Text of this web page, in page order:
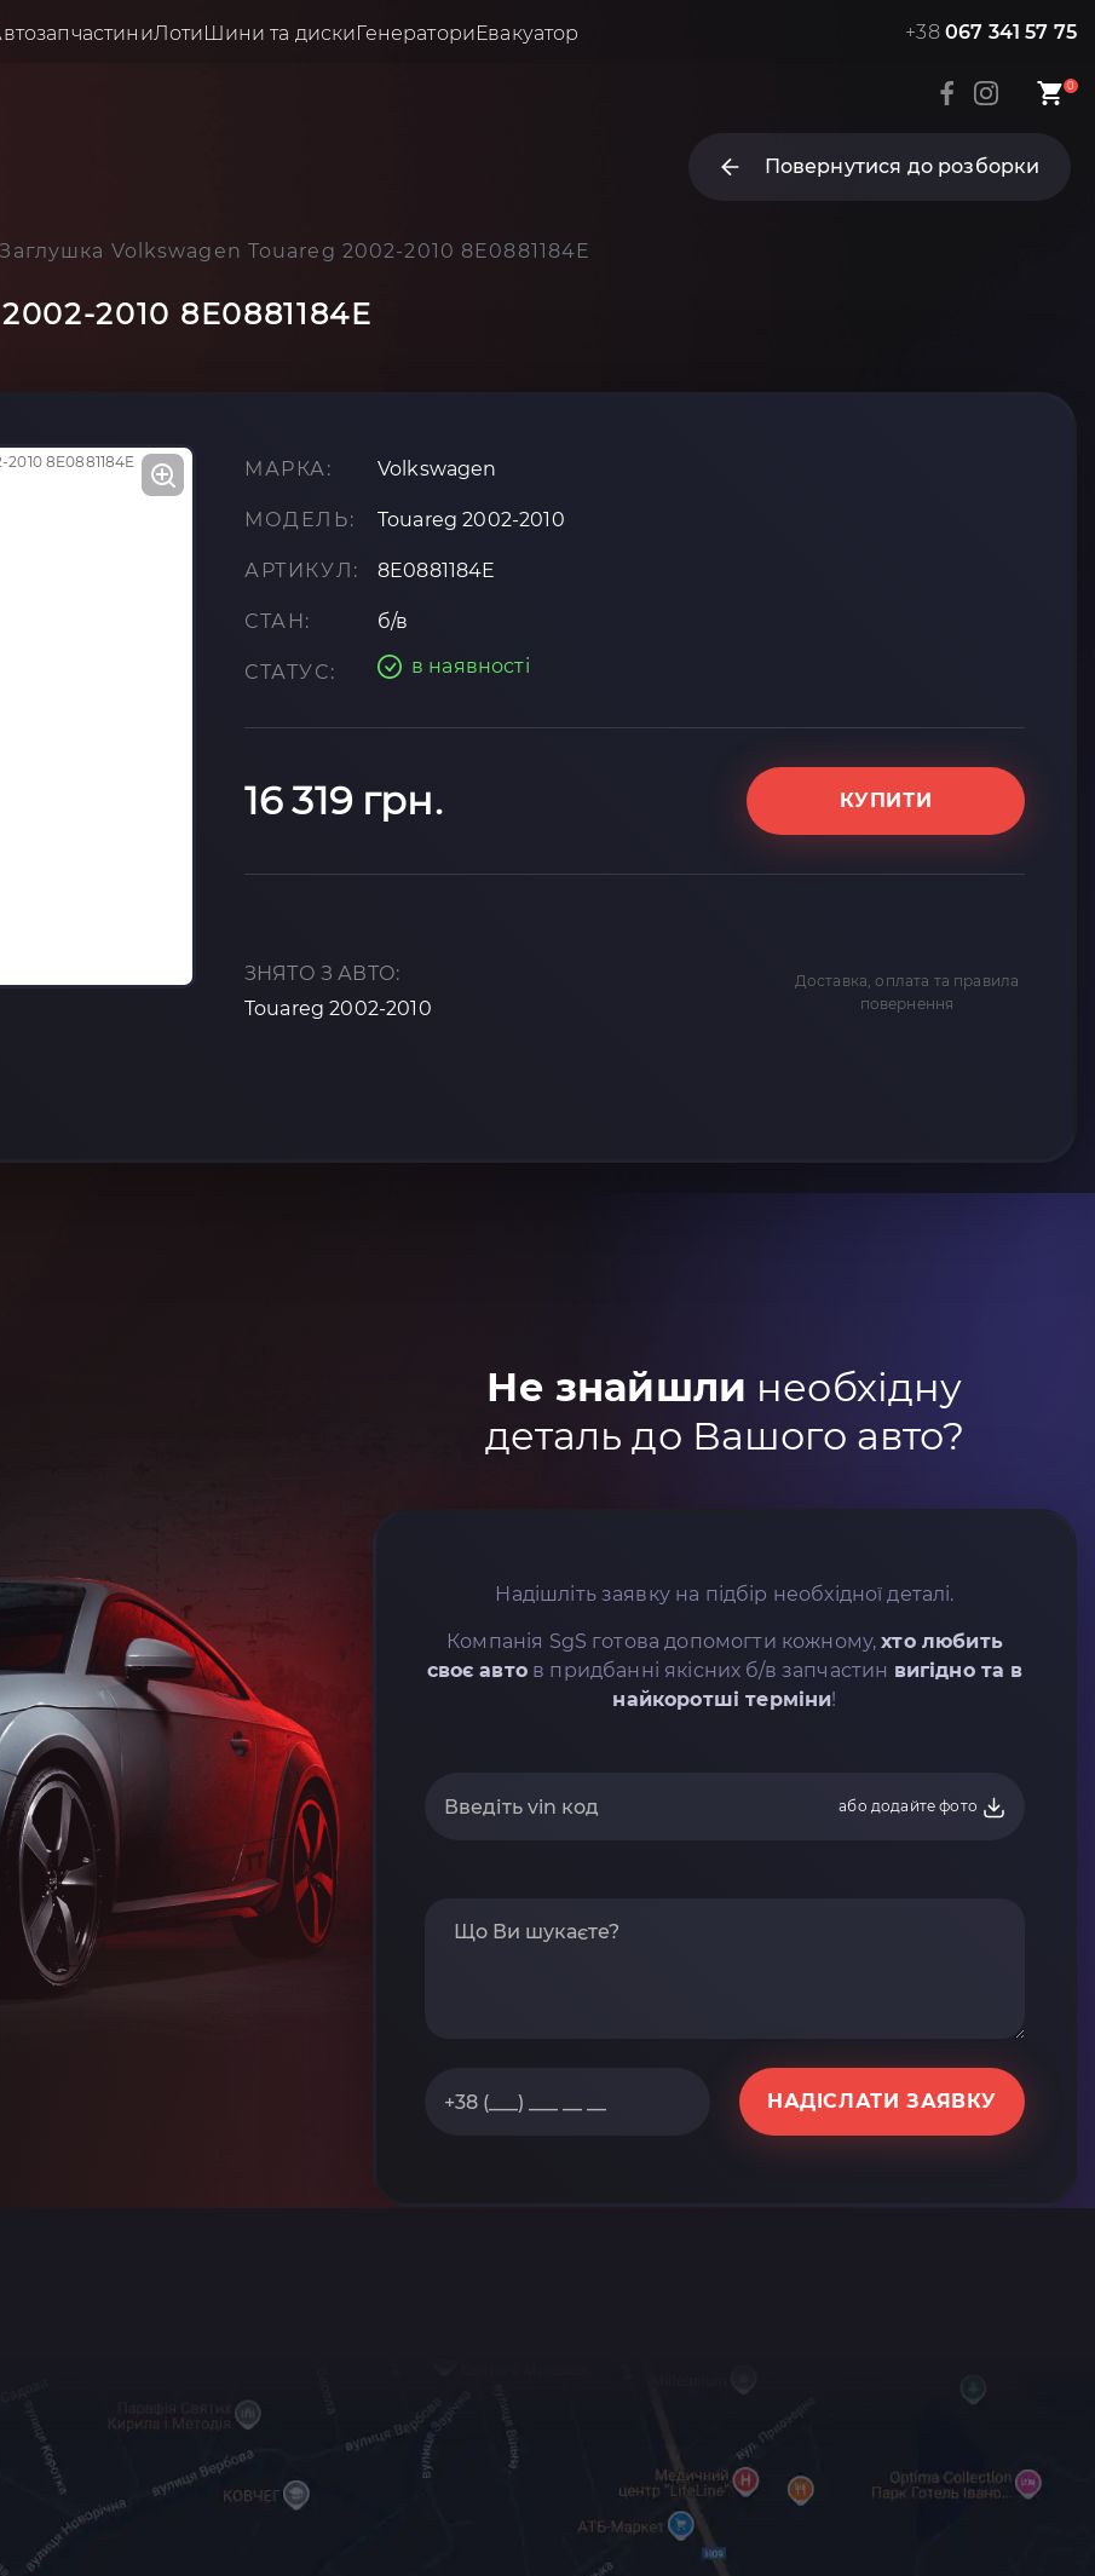
ЛотиШини та дискиГенераториЕвакуатор +38 067 341 57 75
0
Повернутися до розборки
Заглушка Volkswagen Touareg 2002-2010 8E0881184E
2010 8E0881184E
МАРКА: Volkswagen
МОДЕЛЬ: Touareg 2002-2010
АРТИКУЛ: 8E0881184E
СТАН: б/в
СТАТУС: в наявності
16 319 грн. КУПИТИ
ЗНЯТО З АВТО:
Touareg 2002-2010
Доставка, оплата та правила
повернення
Не знайшли необхідну
деталь до Вашого авто?
Надішліть заявку на підбір необхідної деталі.
Компанія SgS готова допомогти кожному,хто любить
своє автов придбанні якісних б/в запчастин вигідно та в
найкоротші терміни!
або додайте фото
НАДІСЛАТИ ЗАЯВКУ